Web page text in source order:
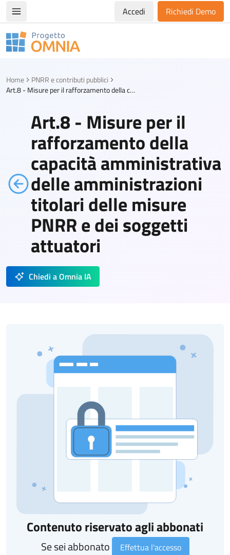
Apri/chiudi menù di navigazioneAccedi Richiedi Demo
Progetto Omnia
Home
PNRR e contributi pubblici
Art.8 - Misure per il rafforzamento della capacità amministrativa delle amministrazioni titolari delle misure PNRR e dei soggetti attuatori
Art.8 - Misure per il
rafforzamento della
capacità amministrativa
delle amministrazioni
titolari delle misure
PNRR e dei soggetti
attuatori
Chiedi a Omnia IA
Contenuto riservato agli abbonati
Se sei abbonato Effettua l'accesso